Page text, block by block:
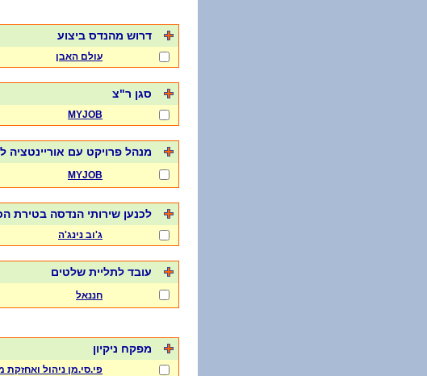
דרוש מהנדס ביצוע
עולם האבן
סגן ר"צ
MYJOB
מנהל פרויקט עם אוריינטציה
MYJOB
לכנען שירותי הנדסה בטירת
ג'וב נינג'ה
עובד לתליית שלטים
חננאל
מפקח ניקיון
פי.סי.מן ניהול ואחזקת